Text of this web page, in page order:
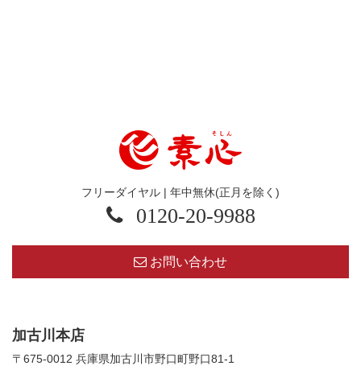
フリーダイヤル | 年中無休(正月を除く)
0120-20-9988
お問い合わせ
加古川本店
〒675-0012 兵庫県加古川市野口町野口81-1